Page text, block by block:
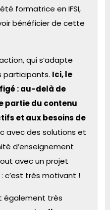
formatrice en IFSI,
bénéficier de cette
qui s’adapte
participants. Ici, le
: au-delà de
partie du contenu
et aux besoins de
avec des solutions et
d’enseignement
avec un projet
c’est très motivant !
également très